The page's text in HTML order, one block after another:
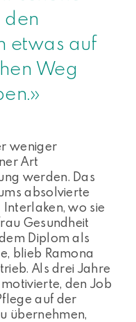
den
etwas auf
Weg
weniger
Art
werden. Das
absolvierte
wo sie
Gesundheit
Diplom als
blieb Ramona
Als drei Jahre
den Job
auf der
übernehmen,